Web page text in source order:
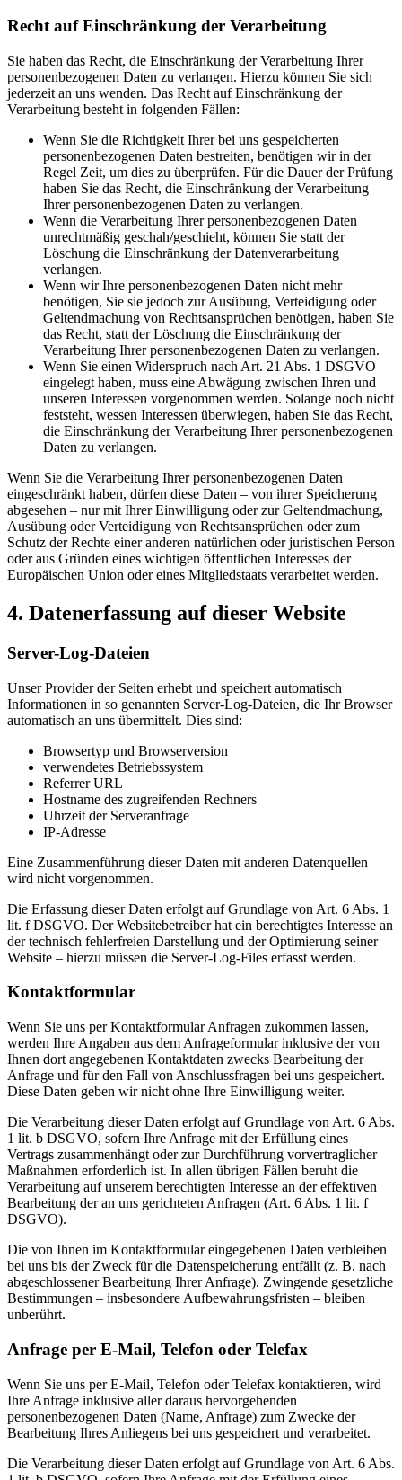
Recht auf Einschränkung der Verarbeitung
Sie haben das Recht, die Einschränkung der Verarbeitung Ihrer
personenbezogenen Daten zu verlangen. Hierzu können Sie sich
jederzeit an uns wenden. Das Recht auf Einschränkung der
Verarbeitung besteht in folgenden Fällen:
Wenn Sie die Richtigkeit Ihrer bei uns gespeicherten
personenbezogenen Daten bestreiten, benötigen wir in der
Regel Zeit, um dies zu überprüfen. Für die Dauer der Prüfung
haben Sie das Recht, die Einschränkung der Verarbeitung
Ihrer personenbezogenen Daten zu verlangen.
Wenn die Verarbeitung Ihrer personenbezogenen Daten
unrechtmäßig geschah/geschieht, können Sie statt der
Löschung die Einschränkung der Datenverarbeitung
verlangen.
Wenn wir Ihre personenbezogenen Daten nicht mehr
benötigen, Sie sie jedoch zur Ausübung, Verteidigung oder
Geltendmachung von Rechtsansprüchen benötigen, haben Sie
das Recht, statt der Löschung die Einschränkung der
Verarbeitung Ihrer personenbezogenen Daten zu verlangen.
Wenn Sie einen Widerspruch nach Art. 21 Abs. 1 DSGVO
eingelegt haben, muss eine Abwägung zwischen Ihren und
unseren Interessen vorgenommen werden. Solange noch nicht
feststeht, wessen Interessen überwiegen, haben Sie das Recht,
die Einschränkung der Verarbeitung Ihrer personenbezogenen
Daten zu verlangen.
Wenn Sie die Verarbeitung Ihrer personenbezogenen Daten
eingeschränkt haben, dürfen diese Daten – von ihrer Speicherung
abgesehen – nur mit Ihrer Einwilligung oder zur Geltendmachung,
Ausübung oder Verteidigung von Rechtsansprüchen oder zum
Schutz der Rechte einer anderen natürlichen oder juristischen Person
oder aus Gründen eines wichtigen öffentlichen Interesses der
Europäischen Union oder eines Mitgliedstaats verarbeitet werden.
4. Datenerfassung auf dieser Website
Server-Log-Dateien
Unser Provider der Seiten erhebt und speichert automatisch
Informationen in so genannten Server-Log-Dateien, die Ihr Browser
automatisch an uns übermittelt. Dies sind:
Browsertyp und Browserversion
verwendetes Betriebssystem
Referrer URL
Hostname des zugreifenden Rechners
Uhrzeit der Serveranfrage
IP-Adresse
Eine Zusammenführung dieser Daten mit anderen Datenquellen
wird nicht vorgenommen.
Die Erfassung dieser Daten erfolgt auf Grundlage von Art. 6 Abs. 1
lit. f DSGVO. Der Websitebetreiber hat ein berechtigtes Interesse an
der technisch fehlerfreien Darstellung und der Optimierung seiner
Website – hierzu müssen die Server-Log-Files erfasst werden.
Kontaktformular
Wenn Sie uns per Kontaktformular Anfragen zukommen lassen,
werden Ihre Angaben aus dem Anfrageformular inklusive der von
Ihnen dort angegebenen Kontaktdaten zwecks Bearbeitung der
Anfrage und für den Fall von Anschlussfragen bei uns gespeichert.
Diese Daten geben wir nicht ohne Ihre Einwilligung weiter.
Die Verarbeitung dieser Daten erfolgt auf Grundlage von Art. 6 Abs.
1 lit. b DSGVO, sofern Ihre Anfrage mit der Erfüllung eines
Vertrags zusammenhängt oder zur Durchführung vorvertraglicher
Maßnahmen erforderlich ist. In allen übrigen Fällen beruht die
Verarbeitung auf unserem berechtigten Interesse an der effektiven
Bearbeitung der an uns gerichteten Anfragen (Art. 6 Abs. 1 lit. f
DSGVO).
Die von Ihnen im Kontaktformular eingegebenen Daten verbleiben
bei uns bis der Zweck für die Datenspeicherung entfällt (z. B. nach
abgeschlossener Bearbeitung Ihrer Anfrage). Zwingende gesetzliche
Bestimmungen – insbesondere Aufbewahrungsfristen – bleiben
unberührt.
Anfrage per E-Mail, Telefon oder Telefax
Wenn Sie uns per E-Mail, Telefon oder Telefax kontaktieren, wird
Ihre Anfrage inklusive aller daraus hervorgehenden
personenbezogenen Daten (Name, Anfrage) zum Zwecke der
Bearbeitung Ihres Anliegens bei uns gespeichert und verarbeitet.
Die Verarbeitung dieser Daten erfolgt auf Grundlage von Art. 6 Abs.